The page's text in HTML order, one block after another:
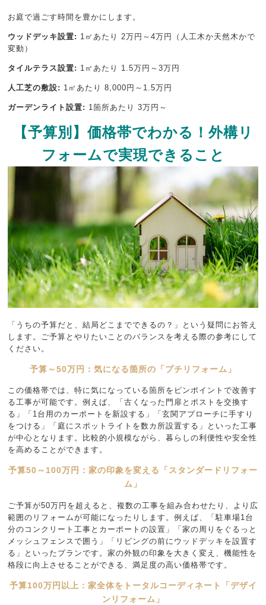
お庭で過ごす時間を豊かにします。
ウッドデッキ設置: 1㎡あたり 2万円～4万円（人工木か天然木かで
変動）
タイルテラス設置: 1㎡あたり 1.5万円～3万円
人工芝の敷設: 1㎡あたり 8,000円～1.5万円
ガーデンライト設置: 1箇所あたり 3万円～
【予算別】価格帯でわかる！外構リ
フォームで実現できること
「うちの予算だと、結局どこまでできるの？」という疑問にお答え
します。ご予算とやりたいことのバランスを考える際の参考にして
ください。
予算～50万円：気になる箇所の「プチリフォーム」
この価格帯では、特に気になっている箇所をピンポイントで改善す
る工事が可能です。例えば、「古くなった門扉とポストを交換す
る」「1台用のカーポートを新設する」「玄関アプローチに手すり
をつける」「庭にスポットライトを数カ所設置する」といった工事
が中心となります。比較的小規模ながら、暮らしの利便性や安全性
を高めることができます。
予算50～100万円：家の印象を変える「スタンダードリフォー
ム」
ご予算が50万円を超えると、複数の工事を組み合わせたり、より広
範囲のリフォームが可能になったりします。例えば、「駐車場1台
分のコンクリート工事とカーポートの設置」「家の周りをぐるっと
メッシュフェンスで囲う」「リビングの前にウッドデッキを設置す
る」といったプランです。家の外観の印象を大きく変え、機能性を
格段に向上させることができる、満足度の高い価格帯です。
予算100万円以上：家全体をトータルコーディネート「デザイ
ンリフォーム」